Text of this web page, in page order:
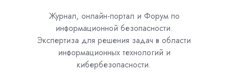
Журнал, онлайн-портал и Форум по
информационной безопасности.
Экспертиза для решения задач в области
информационных технологий и
кибербезопасности.